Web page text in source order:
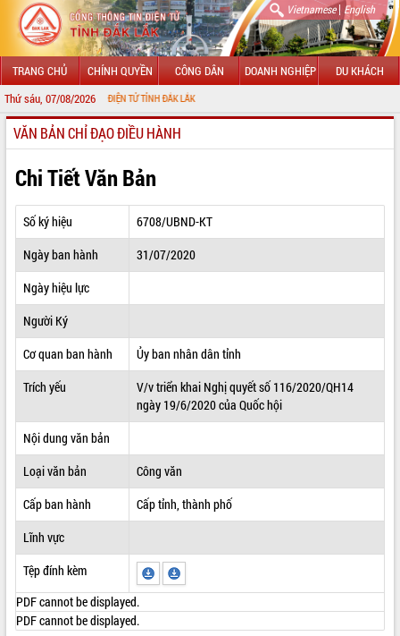
Vietnamese| English
TRANG CHỦ CHÍNH QUYỀN CÔNG DÂN DOANH NGHIỆP DU KHÁCH
Thứ sáu, 07/08/2026
THÔNG TIN ĐIỆN TỬ TỈNH ĐẮK LẮK
GIỚI THIỆU
LÃNH ĐẠO UBND TỈNH
TIN TỨC SỰ KIỆN
SỞ, BAN, NGÀNH
THÔNG TIN CHỈ ĐẠO ĐIỀU HÀNH
HỆ THỐNG VĂN BẢN
VĂN BẢN HĐND TỈNH
ĐIỂM TIN VĂN BẢN
VĂN BẢN CHỈ ĐẠO ĐIỀU HÀNH
Chi Tiết Văn Bản
Số ký hiệu
6708/UBND-KT
Ngày ban hành
31/07/2020
Ngày hiệu lực
Người Ký
Cơ quan ban hành
Ủy ban nhân dân tỉnh
Trích yếu
V/v triển khai Nghị quyết số 116/2020/QH14
ngày 19/6/2020 của Quốc hội
Nội dung văn bản
Loại văn bản
Công văn
Cấp ban hành
Cấp tỉnh, thành phố
Lĩnh vực
Tệp đính kèm
PDF cannot be displayed.
PDF cannot be displayed.